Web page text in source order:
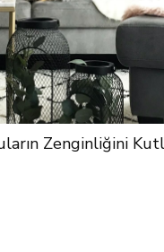
Zenginliğini